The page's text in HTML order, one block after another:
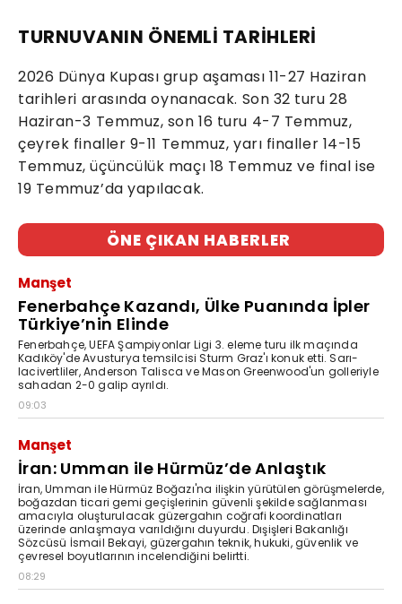
TURNUVANIN ÖNEMLİ TARİHLERİ
2026 Dünya Kupası grup aşaması 11-27 Haziran
tarihleri arasında oynanacak. Son 32 turu 28
Haziran-3 Temmuz, son 16 turu 4-7 Temmuz,
çeyrek finaller 9-11 Temmuz, yarı finaller 14-15
Temmuz, üçüncülük maçı 18 Temmuz ve final ise
19 Temmuz’da yapılacak.
ÖNE ÇIKAN HABERLER
Manşet
Fenerbahçe Kazandı, Ülke Puanında İpler
Türkiye’nin Elinde
Fenerbahçe, UEFA Şampiyonlar Ligi 3. eleme turu ilk maçında
Kadıköy'de Avusturya temsilcisi Sturm Graz'ı konuk etti. Sarı-
lacivertliler, Anderson Talisca ve Mason Greenwood'un golleriyle
sahadan 2-0 galip ayrıldı.
09:03
Manşet
İran: Umman ile Hürmüz’de Anlaştık
İran, Umman ile Hürmüz Boğazı'na ilişkin yürütülen görüşmelerde,
boğazdan ticari gemi geçişlerinin güvenli şekilde sağlanması
amacıyla oluşturulacak güzergahın coğrafi koordinatları
üzerinde anlaşmaya varıldığını duyurdu. Dışişleri Bakanlığı
Sözcüsü İsmail Bekayi, güzergahın teknik, hukuki, güvenlik ve
çevresel boyutlarının incelendiğini belirtti.
08:29